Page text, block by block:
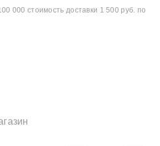
000 стоимость доставки 1 500 руб. по